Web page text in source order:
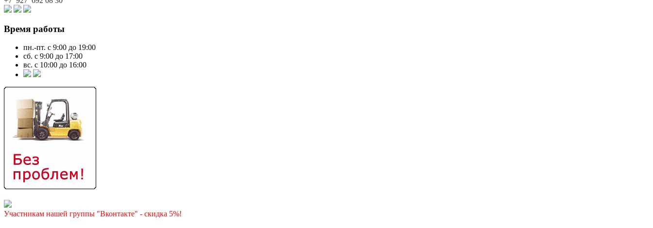
Время работы
пн.-пт. с 9:00 до 19:00
сб. с 9:00 до 17:00
вс. с 10:00 до 16:00
Участникам нашей группы "Вконтакте" - скидка 5%!